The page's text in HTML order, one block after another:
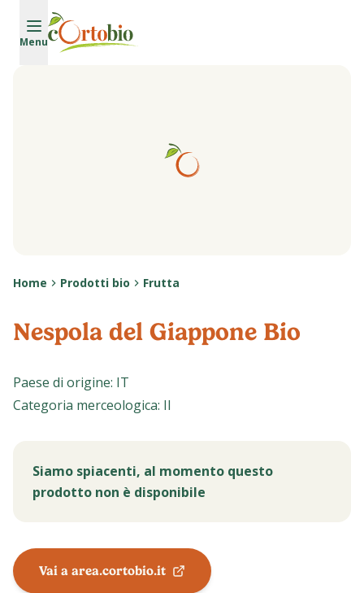
Vai al contenuto principale
Menu
Home Prodotti bio Frutta
Nespola del Giappone Bio
Paese di origine: IT
Categoria merceologica: II
Siamo spiacenti, al momento questo
prodotto non è disponibile
Vai a area.cortobio.it